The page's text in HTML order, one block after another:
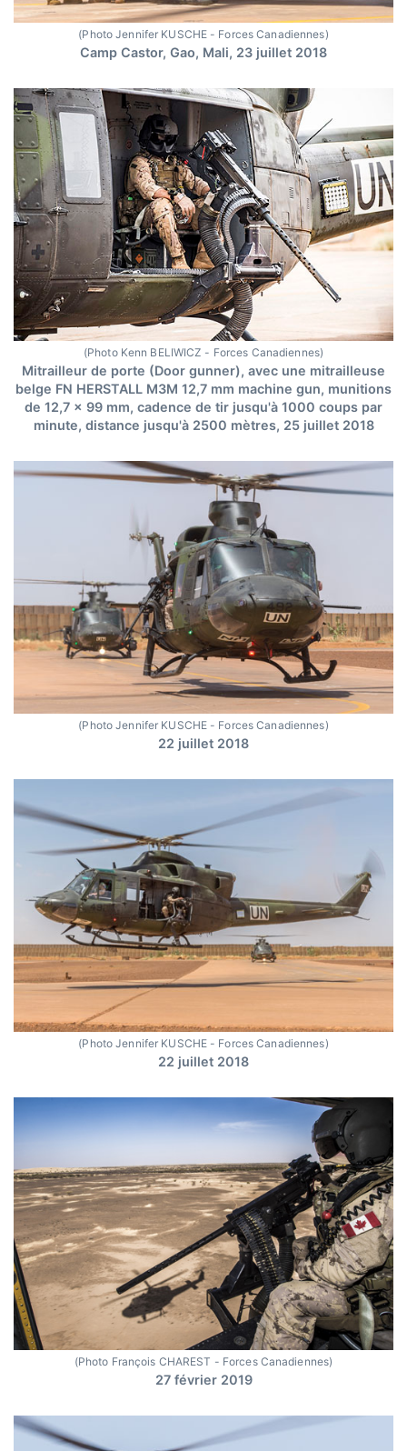
(Photo Jennifer KUSCHE - Forces Canadiennes)
Camp Castor, Gao, Mali, 23 juillet 2018
(Photo Kenn BELIWICZ - Forces Canadiennes)
Mitrailleur de porte (Door gunner), avec une mitrailleuse
belge FN HERSTALL M3M 12,7 mm machine gun, munitions
de 12,7 x 99 mm, cadence de tir jusqu'à 1000 coups par
minute, distance jusqu'à 2500 mètres, 25 juillet 2018
(Photo Jennifer KUSCHE - Forces Canadiennes)
22 juillet 2018
(Photo Jennifer KUSCHE - Forces Canadiennes)
22 juillet 2018
(Photo François CHAREST - Forces Canadiennes)
27 février 2019